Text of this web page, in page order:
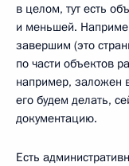
в целом, тут есть
и меньшей.
завершим (это
по части объектов
например, заложен
его будем делать,
документацию.
Есть